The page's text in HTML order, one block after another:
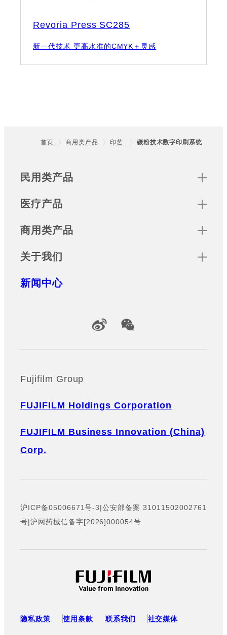
Revoria Press SC285
新一代技术 更高水准的CMYK＋灵感
首页 商用类产品 印艺 碳粉技术数字印刷系统
Sitemap
民用类产品
医疗产品
商用类产品
关于我们
新闻中心
Official Social Media Accounts
Fujifilm Group
FUJIFILM Holdings Corporation
FUJIFILM Business Innovation (China)
Corp.
沪ICP备05006671号-3|公安部备案 31011502002761
号|沪网药械信备字[2026]000054号
隐私政策 使用条款 联系我们 社交媒体